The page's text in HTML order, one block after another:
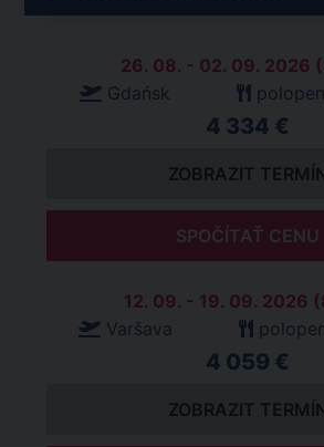
26. 08. - 02. 09. 2026
Gdańsk
4 334 €
ZOBRAZIT
SPOČÍTAŤ CENU
12. 09. - 19. 09. 2026
Varšava
4 059 €
ZOBRAZIT